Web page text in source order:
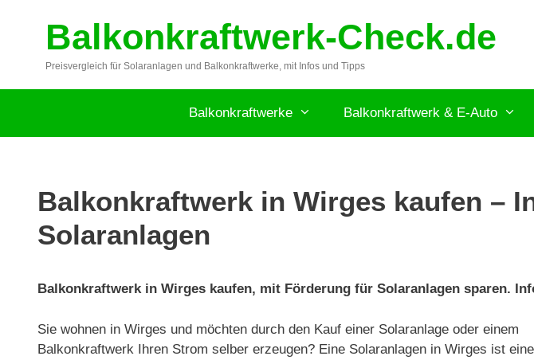
springenBalkonkraftwerk-Check.de
Preisvergleich für Solaranlagen und Balkonkraftwerke, mit Infos und Tipps
Balkonkraftwerke Balkonkraftwerk & E-Auto
Balkonkraftwerk in Wirges kaufen –
Solaranlagen
Balkonkraftwerk in Wirges kaufen, mit Förderung für Solaranlagen sparen.
Sie wohnen in Wirges und möchten durch den Kauf einer Solaranlage oder einem
Balkonkraftwerk Ihren Strom selber erzeugen? Eine Solaranlagen in Wirges ist eine